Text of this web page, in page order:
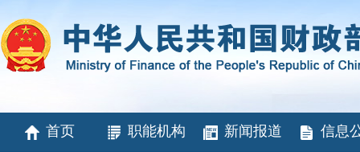
首页 职能机构 新闻报道 信息